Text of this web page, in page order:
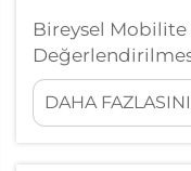
Bireysel
ayrımı, kullanım
(arazi tipi, iklim
bireyin
DAHA